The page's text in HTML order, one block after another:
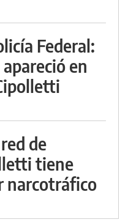
Federal:
en
de
tiene
narcotráfico